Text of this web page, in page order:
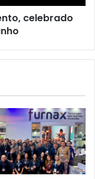
celebrado